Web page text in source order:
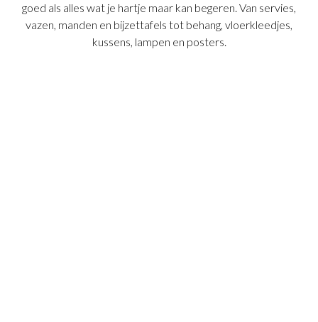
goed als alles wat je hartje maar kan begeren. Van servies,
vazen, manden en bijzettafels tot behang, vloerkleedjes,
kussens, lampen en posters.